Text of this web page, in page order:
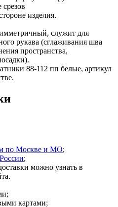
изделия.
служит для
рукава (сглаживания шва
пространства,
88-112 пп белые, артикул
по Москве и МО;
;
можно узнать в
картами;